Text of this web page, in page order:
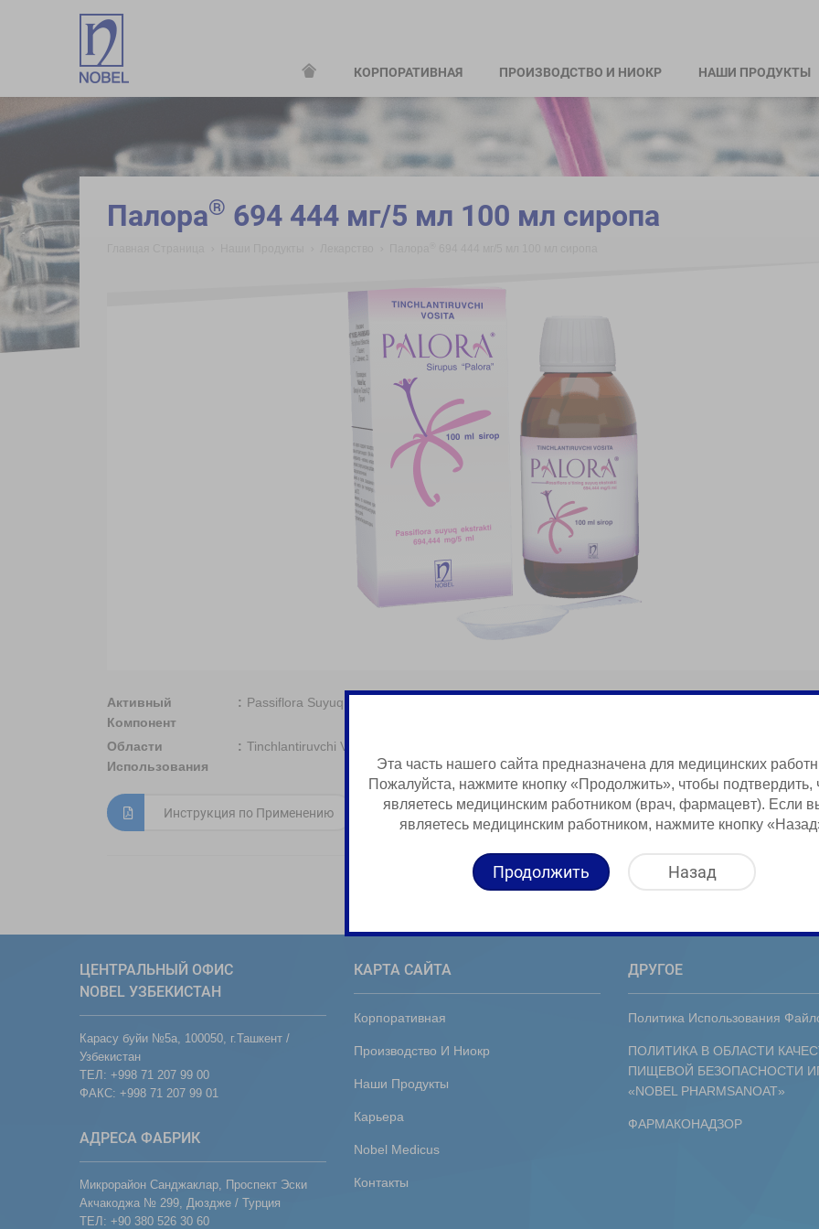
КОРПОРАТИВНАЯ ПРОИЗВОДСТВО И НИОКР НАШИ ПРОДУКТЫ
Палора® 694 444 мг/5 мл 100 мл сиропа
Активный
Компонент
Passiflora Suyuq Ekstrakti
Области
Использования
Tinchlantiruvchi Vosita
Инструкция по Применению Краткая Информация о Продукции
ЦЕНТРАЛЬНЫЙ ОФИС
NOBEL УЗБЕКИСТАН
Карасу буйи №5а, 100050, г.Ташкент /
Узбекистан
ТЕЛ: +998 71 207 99 00
ФАКС: +998 71 207 99 01
АДРЕСА ФАБРИК
Микрорайон Санджаклар, Проспект Эски
Акчакоджа № 299, Дюздже / Турция
ТЕЛ: +90 380 526 30 60
КАРТА САЙТА
Корпоративная
Производство И Ниокр
Наши Продукты
Карьера
Nobel Medicus
Контакты
ДРУГОЕ
Политика Использования
ПОЛИТИКА В ОБЛАСТИ
ПИЩЕВОЙ БЕЗОПАСНОСТИ
«NOBEL PHARMSANOAT»
ФАРМАКОНАДЗОР
Эта часть нашего сайта предназначена для медицинских
Пожалуйста, нажмите кнопку «Продолжить», чтобы подтвердить,
являетесь медицинским работником (врач, фармацевт). Если
являетесь медицинским работником, нажмите кнопку
Продолжить Назад